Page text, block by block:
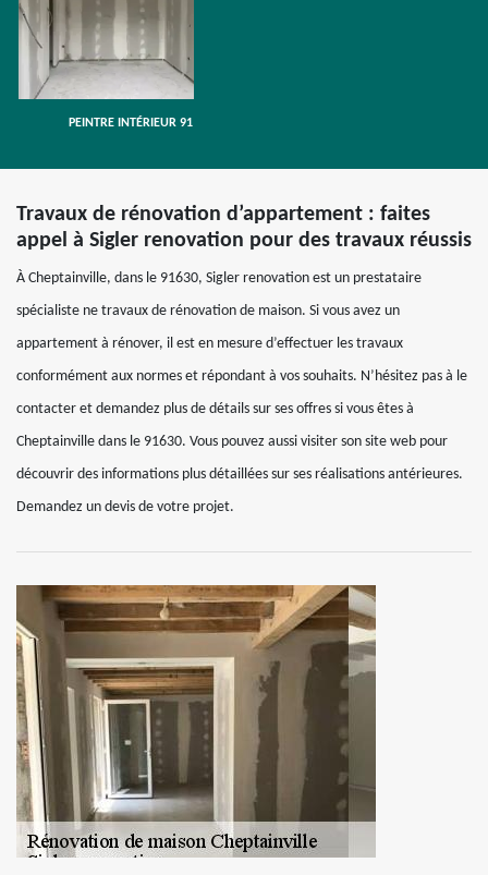
PEINTRE INTÉRIEUR 91
Travaux de rénovation d’appartement : faites
appel à Sigler renovation pour des travaux réussis
À Cheptainville, dans le 91630, Sigler renovation est un prestataire
spécialiste ne travaux de rénovation de maison. Si vous avez un
appartement à rénover, il est en mesure d’effectuer les travaux
conformément aux normes et répondant à vos souhaits. N’hésitez pas à le
contacter et demandez plus de détails sur ses offres si vous êtes à
Cheptainville dans le 91630. Vous pouvez aussi visiter son site web pour
découvrir des informations plus détaillées sur ses réalisations antérieures.
Demandez un devis de votre projet.